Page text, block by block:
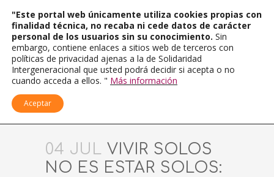
04 JUL VIVIR SOLOS
NO ES ESTAR SOLOS:
"Este portal web únicamente utiliza cookies propias con
finalidad técnica, no recaba ni cede datos de carácter
personal de los usuarios sin su conocimiento. Sin
embargo, contiene enlaces a sitios web de terceros con
políticas de privacidad ajenas a la de Solidaridad
Intergeneracional que usted podrá decidir si acepta o no
cuando acceda a ellos. " Más información
Aceptar